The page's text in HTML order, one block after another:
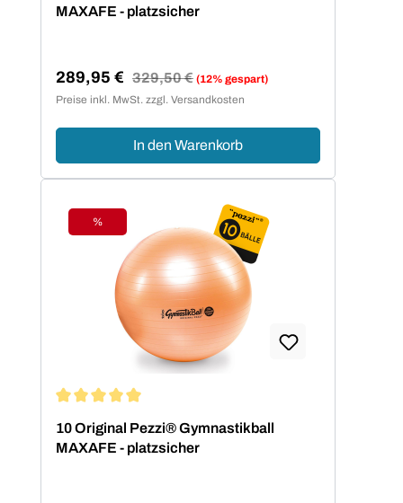
MAXAFE - platzsicher
Verkaufspreis:
289,95 € Regulärer Preis:
329,50 € (12% gespart)
Preise inkl. MwSt. zzgl. Versandkosten
In den Warenkorb
Rabatt
%
10 Original Pezzi® Gymnastikball
MAXAFE - platzsicher